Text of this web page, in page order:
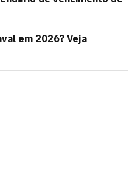
em 2026? Veja